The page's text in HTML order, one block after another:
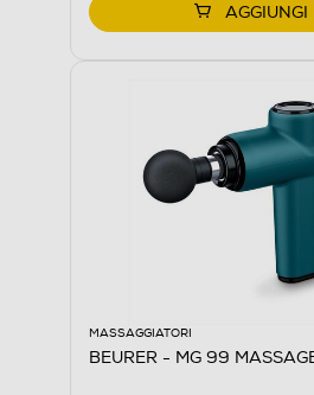
AGGIUNGI
MASSAGGIATORI
BEURER - MG 99